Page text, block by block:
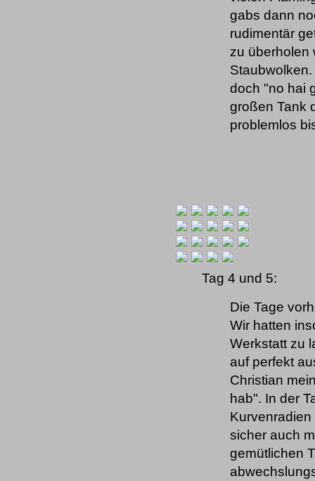
gabs dann
rudimentär
zu überholen
doch "no hai
großen Tank
problemlos
Tag 4 und 5:
Die Tage
Wir hatten
Werkstatt zu
auf perfekt
Christian
hab". In der
sicher auch
gemütlichen